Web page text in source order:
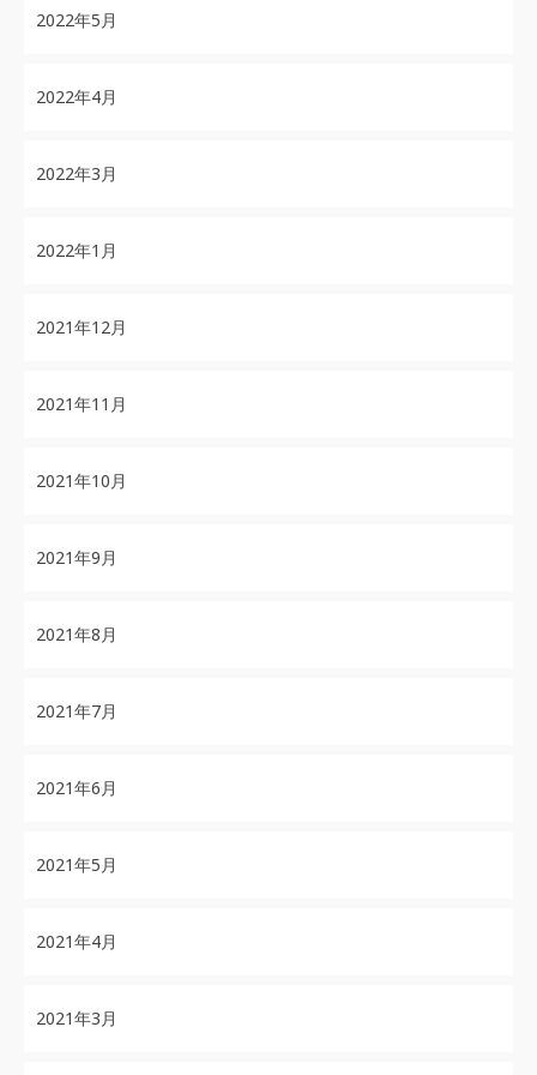
2022年5月
2022年4月
2022年3月
2022年1月
2021年12月
2021年11月
2021年10月
2021年9月
2021年8月
2021年7月
2021年6月
2021年5月
2021年4月
2021年3月